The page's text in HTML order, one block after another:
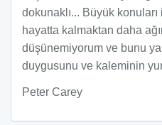
dokunaklı... Büyük
hayatta kalmaktan daha
düşünemiyorum ve bunu
duygusunu ve kaleminin
Peter Carey